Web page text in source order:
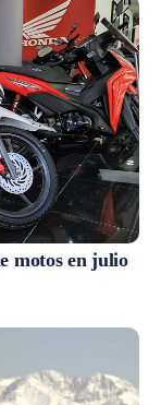
motos en julio